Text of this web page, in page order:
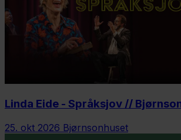
Linda Eide - Språksjov //
25. okt 2026 Bjørnsonhuset